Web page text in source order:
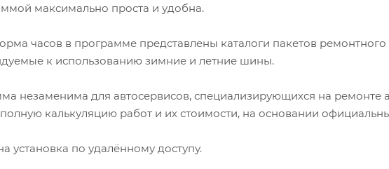
максимально проста и удобна.
часов в программе представлены каталоги пакетов
к использованию зимние и летние шины.
незаменима для автосервисов, специализирующихся на ремонте
калькуляцию работ и их стоимости, на основании
установка по удалённому доступу.